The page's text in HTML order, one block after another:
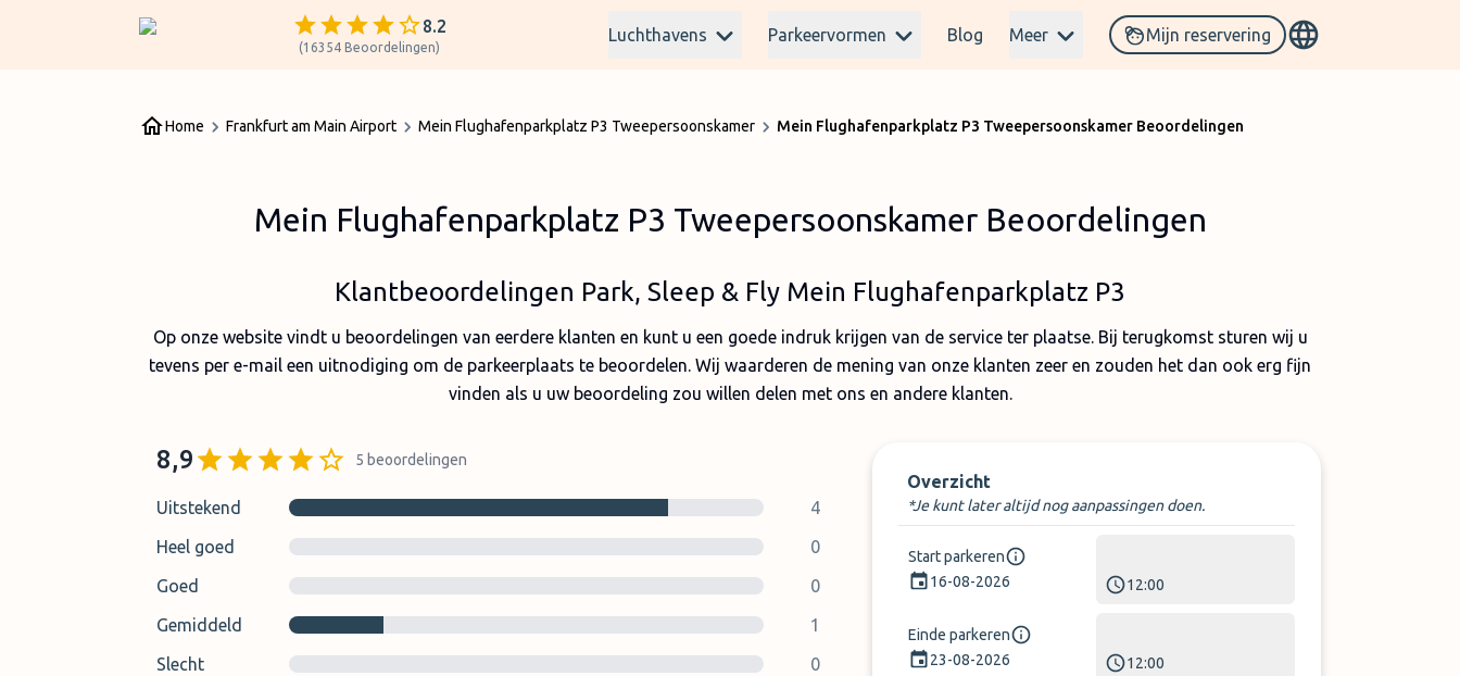
8.2
(16354 Beoordelingen)
Luchthavens Parkeervormen Blog Meer Mijn reservering
Home Frankfurt am Main Airport Mein Flughafenparkplatz P3 Tweepersoonskamer Mein Flughafenparkplatz P3 Tweepersoonskamer Beoordelingen
Mein Flughafenparkplatz P3 Tweepersoonskamer Beoordelingen
Klantbeoordelingen Park, Sleep & Fly Mein Flughafenparkplatz P3
Op onze website vindt u beoordelingen van eerdere klanten en kunt u een goede indruk krijgen van de service ter plaatse. Bij terugkomst sturen wij u
tevens per e-mail een uitnodiging om de parkeerplaats te beoordelen. Wij waarderen de mening van onze klanten zeer en zouden het dan ook erg fijn
vinden als u uw beoordeling zou willen delen met ons en andere klanten.
8,9 5 beoordelingen
Uitstekend
4
Heel goed
0
Goed
0
Gemiddeld
1
Slecht
0
Overzicht
*Je kunt later altijd nog aanpassingen doen.
Start parkeren
16-08-2026
12:00
Einde parkeren
23-08-2026
12:00